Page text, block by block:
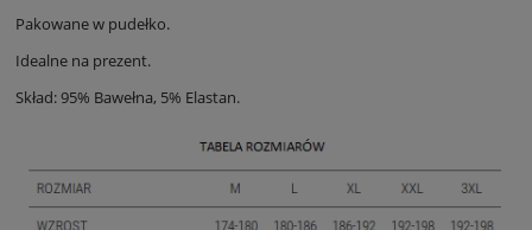
Pakowane w pudełko.
Idealne na prezent.
Skład: 95% Bawełna, 5% Elastan.